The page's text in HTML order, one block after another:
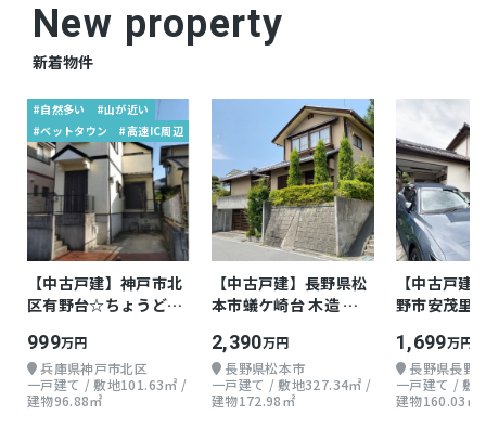
■FUJI 戸室店／徒歩約7分（約550ｍ）
New property
新着物件
#自然多い
#山が近い
#ベットタウン
#高速IC周辺
【中古戸建】神戸市北
区有野台☆ちょうどよ
999万円
兵庫県神戸市北区
一戸建て / 敷地101.63㎡ /
建物96.88㎡
【中古戸建】長野県松
本市蟻ケ崎台 木造 地
2,390万円
長野県松本市
一戸建て / 敷地327.34㎡ /
建物172.98㎡
【中古戸建
野市安茂里
1,699万円
長野県長野
一戸建て / 敷
建物160.03㎡